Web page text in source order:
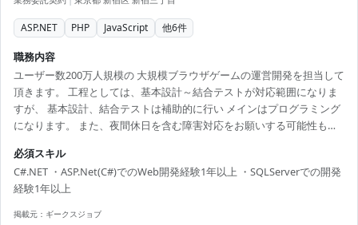
ASP.NET PHP JavaScript 他6件
職務内容
ユーザー数200万人規模の 大規模ブラウザゲームの運営開発を担当して
頂きます。 工程としては、基本設計～結合テストが対応範囲になりま
すが、 基本設計、結合テストは補助的に行い メインはプログラミング
になります。 また、夜間休日を含む障害対応をお願いする可能性もご
いします。 [開発環境] 言語：ASP.Net(C#) OS：Windows DB：
SQLServer
必須スキル
C#.NET ・ASP.Net(C#)でのWeb開発経験1年以上 ・SQLServerでの開発
経験1年以上
掲載元： ギークスジョブ